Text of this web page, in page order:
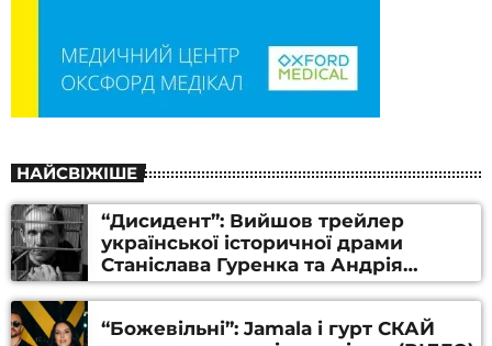
НАЙСВІЖІШЕ
“Дисидент”: Вийшов трейлер
української історичної драми
Станіслава Гуренка та Андрія
Алфьорова (ВІДЕО)
“Божевільні”: Jamala і гурт СКАЙ